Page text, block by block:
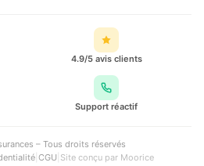
4.9/5 avis clients
Support réactif
– Tous droits réservés
CGU Site conçu par Moorice